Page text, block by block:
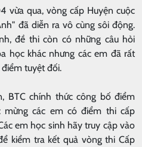
vừa qua, vòng cấp Huyện cuộc
đã diễn ra vô cùng sôi động.
đề thi còn có những câu hỏi
học khác nhưng các em đã rất
tuyệt đối.
BTC chính thức công bố điểm
các em có điểm thi cấp
em học sinh hãy truy cập vào
kiểm tra kết quả vòng thi Cấp